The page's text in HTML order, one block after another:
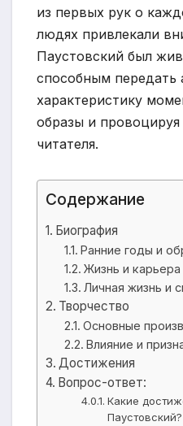
из первых рук о
людях привлекали
Паустовский был
способным передать
характеристику
образы и
читателя.
Содержание
Биография
Ранние годы и
Жизнь и карьера
Личная жизнь и
Творчество
Основные
Влияние и
Достижения
Вопрос-ответ:
Какие
Паустовский?